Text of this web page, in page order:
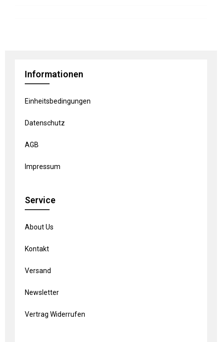
Informationen
Einheitsbedingungen
Datenschutz
AGB
Impressum
Service
About Us
Kontakt
Versand
Newsletter
Vertrag Widerrufen